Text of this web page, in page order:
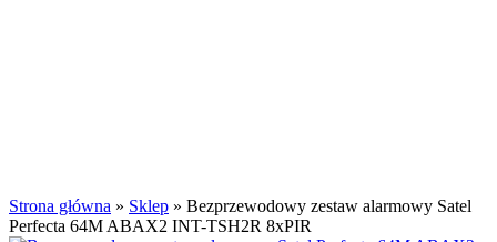
Strona główna » Sklep » Bezprzewodowy zestaw alarmowy Satel
Perfecta 64M ABAX2 INT-TSH2R 8xPIR